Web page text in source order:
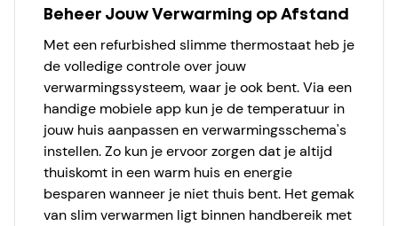
Beheer Jouw Verwarming op Afstand
Met een refurbished slimme thermostaat heb je
de volledige controle over jouw
verwarmingssysteem, waar je ook bent. Via een
handige mobiele app kun je de temperatuur in
jouw huis aanpassen en verwarmingsschema's
instellen. Zo kun je ervoor zorgen dat je altijd
thuiskomt in een warm huis en energie
besparen wanneer je niet thuis bent. Het gemak
van slim verwarmen ligt binnen handbereik met